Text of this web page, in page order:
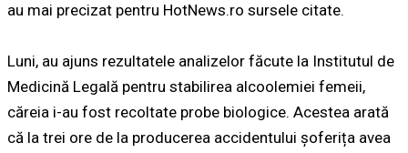
au mai precizat pentru HotNews.ro sursele citate.
Luni, au ajuns rezultatele analizelor făcute la Institutul de
Medicină Legală pentru stabilirea alcoolemiei femeii,
căreia i-au fost recoltate probe biologice. Acestea arată
că la trei ore de la producerea accidentului șoferița avea